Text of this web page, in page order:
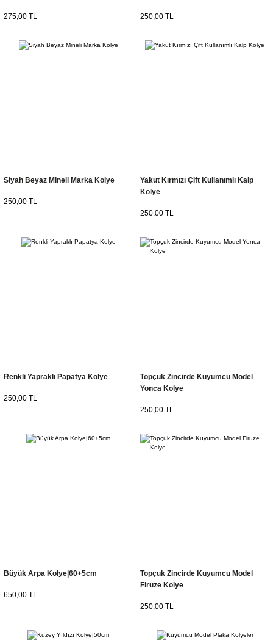
275,00 TL 250,00 TL
Siyah Beyaz Mineli Marka Kolye
250,00 TL
Yakut Kırmızı Çift Kullanımlı Kalp
Kolye
250,00 TL
Renkli Yapraklı Papatya Kolye
250,00 TL
Topçuk Zincirde Kuyumcu Model
Yonca Kolye
250,00 TL
Büyük Arpa Kolye|60+5cm
650,00 TL
Topçuk Zincirde Kuyumcu Model
Firuze Kolye
250,00 TL